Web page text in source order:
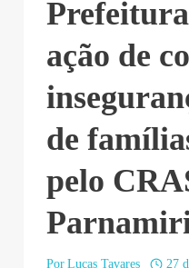
ação de
de
pelo
Por Lucas Tavares
27